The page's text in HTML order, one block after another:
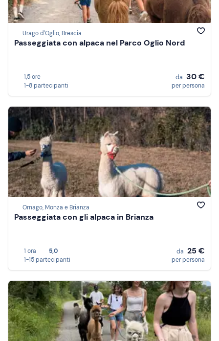
Urago d'Oglio, Brescia
Passeggiata con alpaca nel Parco Oglio Nord
1,5 ore
1-8 partecipanti
da 30 €
per persona
Ornago, Monza e Brianza
Passeggiata con gli alpaca in Brianza
1 ora
5,0
1-15 partecipanti
da 25 €
per persona